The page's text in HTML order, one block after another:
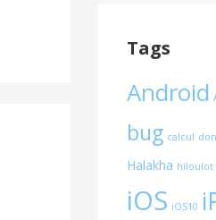
Tags
Android
bug calcul
Halakha hiloulot
iOS iOS10